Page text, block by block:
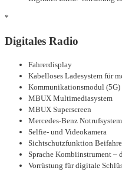
*
Digitales Radio
Fahrerdisplay
Kabelloses Ladesystem für
Kommunikationsmodul
MBUX Multimediasystem
MBUX Superscreen
Mercedes-Benz Notrufsystem
Selfie- und Videokamera
Sichtschutzfunktion
Sprache Kombiinstrument –
Vorrüstung für digitale